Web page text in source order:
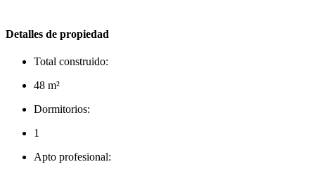
Detalles de propiedad
Total construido:
48 m²
Dormitorios:
1
Apto profesional: